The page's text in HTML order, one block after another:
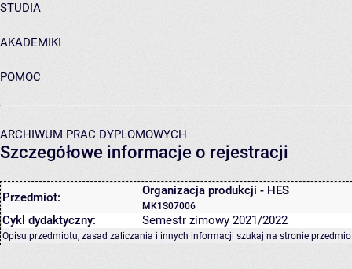
STUDIA
AKADEMIKI
POMOC
ARCHIWUM PRAC DYPLOMOWYCH
Szczegółowe informacje o rejestracji
Przedmiot: Organizacja produkcji - HES
MK1S07006
Cykl dydaktyczny: Semestr zimowy 2021/2022
Opisu przedmiotu, zasad zaliczania i innych informacji szukaj na stronie